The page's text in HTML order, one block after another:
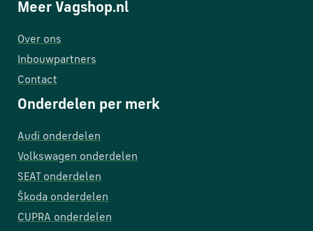
Meer Vagshop.nl
Over ons
Inbouwpartners
Contact
Onderdelen per merk
Audi onderdelen
Volkswagen onderdelen
SEAT onderdelen
Škoda onderdelen
CUPRA onderdelen